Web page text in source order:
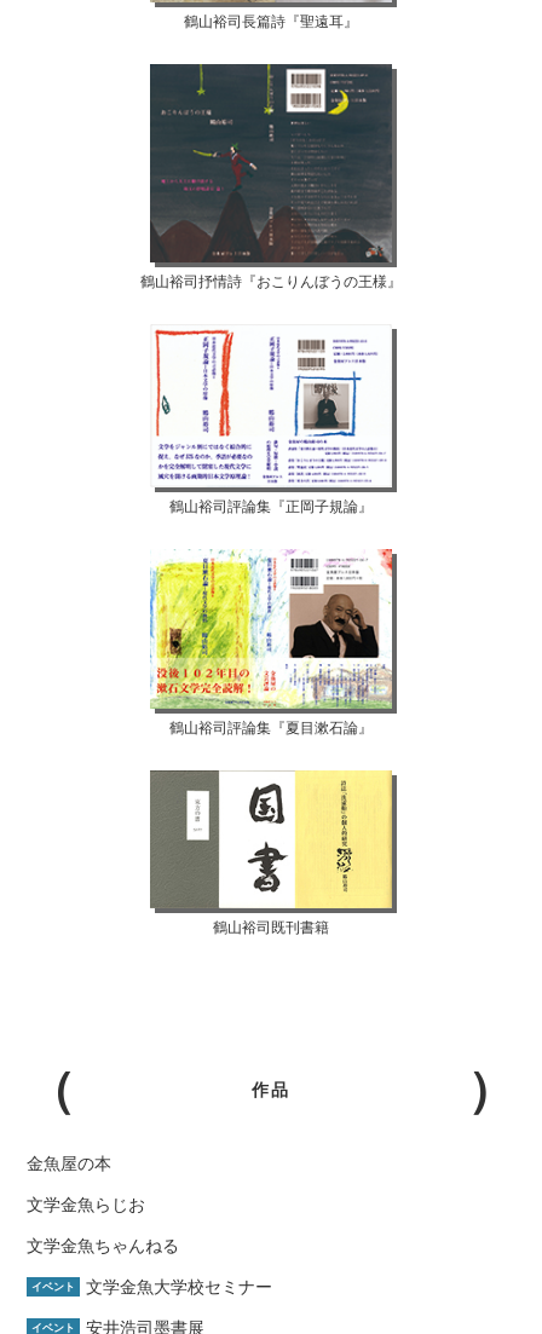
鶴山裕司長篇詩『聖遠耳』
鶴山裕司抒情詩『おこりんぼうの王様』
鶴山裕司評論集『正岡子規論』
鶴山裕司評論集『夏目漱石論』
鶴山裕司既刊書籍
作品
金魚屋の本
文学金魚らじお
文学金魚ちゃんねる
イベント 文学金魚大学校セミナー
イベント 安井浩司墨書展